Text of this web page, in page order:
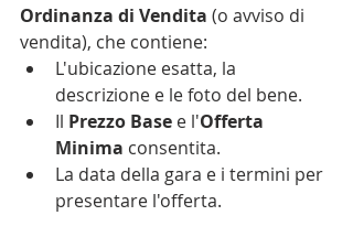
Ordinanza di Vendita (o avviso di
vendita), che contiene:
L'ubicazione esatta, la
descrizione e le foto del bene.
Il Prezzo Base e l'Offerta
Minima consentita.
La data della gara e i termini per
presentare l'offerta.